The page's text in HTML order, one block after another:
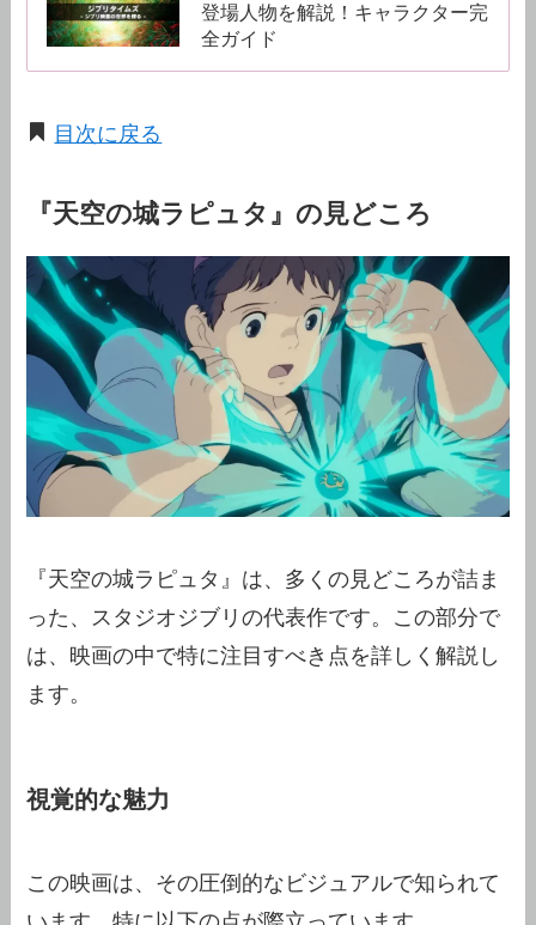
登場人物を解説！キャラクター完
全ガイド
目次に戻る
『天空の城ラピュタ』の見どころ
『天空の城ラピュタ』は、多くの見どころが詰ま
った、スタジオジブリの代表作です。この部分で
は、映画の中で特に注目すべき点を詳しく解説し
ます。
視覚的な魅力
この映画は、その圧倒的なビジュアルで知られて